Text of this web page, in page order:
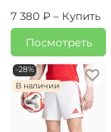
7 380 ₽ – Купить
Посмотреть
-28%
В наличии